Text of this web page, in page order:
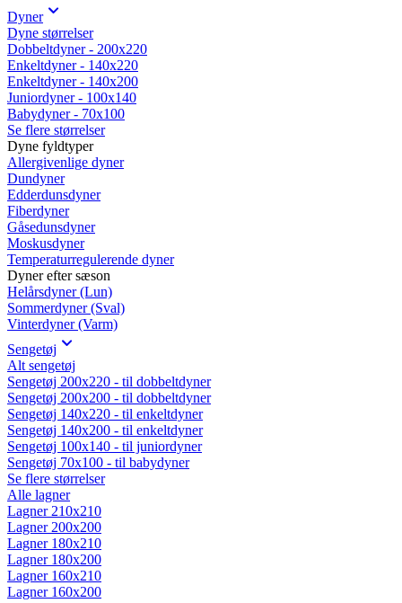
Dyner
Dyne størrelser
Dobbeltdyner - 200x220
Enkeltdyner - 140x220
Enkeltdyner - 140x200
Juniordyner - 100x140
Babydyner - 70x100
Se flere størrelser
Dyne fyldtyper
Allergivenlige dyner
Dundyner
Edderdunsdyner
Fiberdyner
Gåsedunsdyner
Moskusdyner
Temperaturregulerende dyner
Dyner efter sæson
Helårsdyner (Lun)
Sommerdyner (Sval)
Vinterdyner (Varm)
Sengetøj
Alt sengetøj
Sengetøj 200x220 - til dobbeltdyner
Sengetøj 200x200 - til dobbeltdyner
Sengetøj 140x220 - til enkeltdyner
Sengetøj 140x200 - til enkeltdyner
Sengetøj 100x140 - til juniordyner
Sengetøj 70x100 - til babydyner
Se flere størrelser
Alle lagner
Lagner 210x210
Lagner 200x200
Lagner 180x210
Lagner 180x200
Lagner 160x210
Lagner 160x200